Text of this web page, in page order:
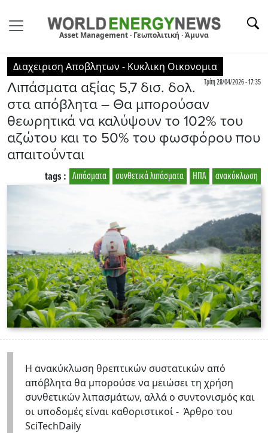
Asset Management · Γεωπολιτική · Άμυνα
Διαχειριση Αποβλητων - Κυκλικη Οικονομια
Τρίτη 28/04/2026 - 17:35
Λιπάσματα αξίας 5,7 δισ. δολ.
στα απόβλητα – Θα μπορούσαν
θεωρητικά να καλύψουν το 102% του
αζώτου και το 50% του φωσφόρου που
απαιτούνται
ανακύκλωση
ΗΠΑ
συνθετικά λιπάσματα
Λιπάσματα
tags :
Η ανακύκλωση θρεπτικών συστατικών από
απόβλητα θα μπορούσε να μειώσει τη χρήση
συνθετικών λιπασμάτων, αλλά ο συντονισμός και
οι υποδομές είναι καθοριστικοί - Άρθρο του
SciTechDaily